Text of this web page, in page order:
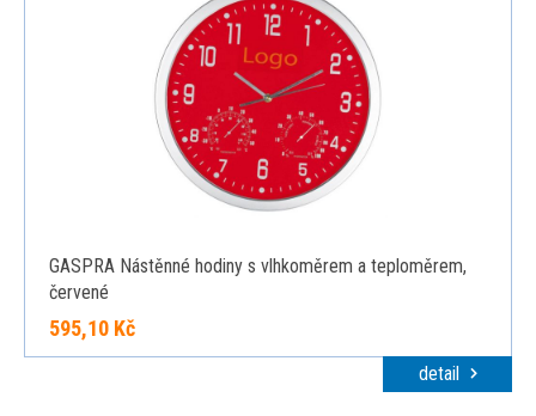
GASPRA Nástěnné hodiny s vlhkoměrem a teploměrem,
červené
595,10 Kč
detail